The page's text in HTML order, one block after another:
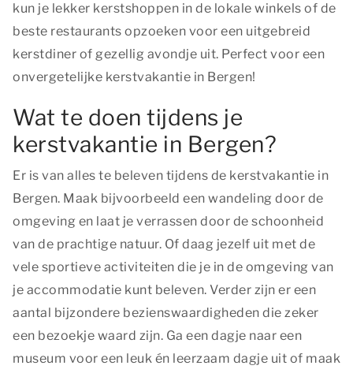
kun je lekker kerstshoppen in de lokale winkels of de
beste restaurants opzoeken voor een uitgebreid
kerstdiner of gezellig avondje uit. Perfect voor een
onvergetelijke kerstvakantie in Bergen!
Wat te doen tijdens je
kerstvakantie in Bergen?
Er is van alles te beleven tijdens de kerstvakantie in
Bergen. Maak bijvoorbeeld een wandeling door de
omgeving en laat je verrassen door de schoonheid
van de prachtige natuur. Of daag jezelf uit met de
vele sportieve activiteiten die je in de omgeving van
je accommodatie kunt beleven. Verder zijn er een
aantal bijzondere bezienswaardigheden die zeker
een bezoekje waard zijn. Ga een dagje naar een
museum voor een leuk én leerzaam dagje uit of maak